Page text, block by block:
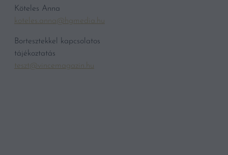
Köteles Anna
koteles.anna@hgmedia.hu
Bortesztekkel kapcsolatos
tájékoztatás
teszt@vincemagazin.hu